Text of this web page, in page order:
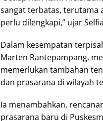
sangat terbatas, terutama
perlu dilengkapi,” ujar
Dalam kesempatan
Marten Rantepampang,
memerlukan tambahan
dan prasarana di wilayah
Ia menambahkan,
prasarana baru di